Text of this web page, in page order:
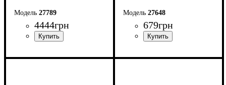
27789
4444грн
Ширина: 78,4 см
27648
679грн
Ширина: 135,2 см